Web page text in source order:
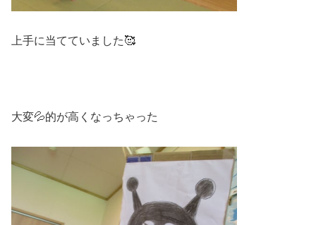
上手に当てていました🥰
大変💦的が高くなっちゃった